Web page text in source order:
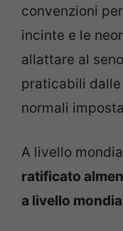
convenzioni
incinte e le
allattare al
praticabili
normali
A livello
ratificato
a livello